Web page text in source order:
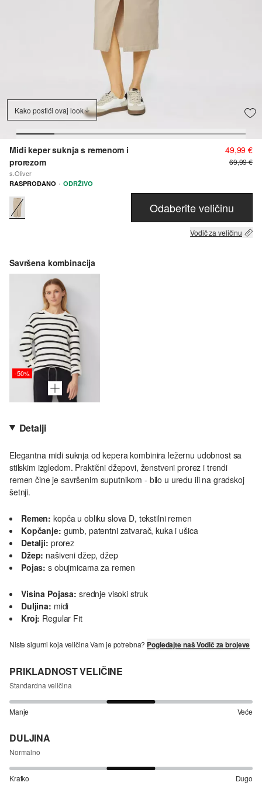
Kako postići ovaj look
Midi keper suknja s remenom i
prorezom
s.Oliver
49,99 €
69,99 €
RASPRODANO · ODRŽIVO
Odaberite veličinu
Vodič za veličinu
Savršena kombinacija
-50%
Detalji
Elegantna midi suknja od kepera kombinira ležernu udobnost sa
stilskim izgledom. Praktični džepovi, ženstveni prorez i trendi
remen čine je savršenim suputnikom - bilo u uredu ili na gradskoj
šetnji.
Remen: kopča u obliku slova D, tekstilni remen
Kopčanje: gumb, patentni zatvarač, kuka i ušica
Detalji: prorez
Džep: našiveni džep, džep
Pojas: s obujmicama za remen
Visina Pojasa: srednje visoki struk
Duljina: midi
Kroj: Regular Fit
Niste sigurni koja veličina Vam je potrebna? Pogledajte naš Vodič za brojeve
PRIKLADNOST VELIČINE
Standardna veličina
Manje Veće
DULJINA
Normalno
Kratko Dugo